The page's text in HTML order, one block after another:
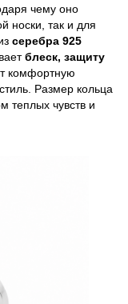
чему оно
носки, так и для
серебра 925
блеск, защиту
комфортную
Размер кольца
теплых чувств и